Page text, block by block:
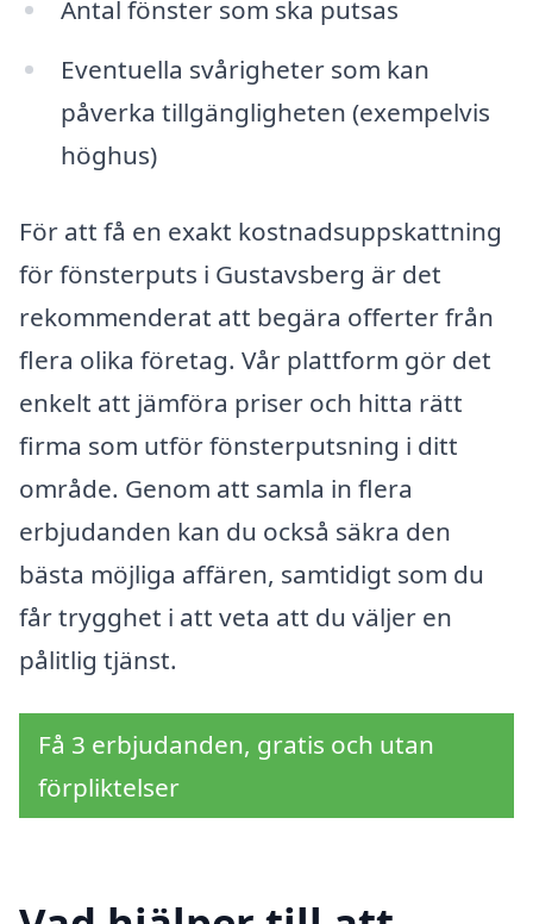
Antal fönster som ska putsas
Eventuella svårigheter som kan
påverka tillgängligheten (exempelvis
höghus)
För att få en exakt kostnadsuppskattning
för fönsterputs i Gustavsberg är det
rekommenderat att begära offerter från
flera olika företag. Vår plattform gör det
enkelt att jämföra priser och hitta rätt
firma som utför fönsterputsning i ditt
område. Genom att samla in flera
erbjudanden kan du också säkra den
bästa möjliga affären, samtidigt som du
får trygghet i att veta att du väljer en
pålitlig tjänst.
Få 3 erbjudanden, gratis och utan
förpliktelser